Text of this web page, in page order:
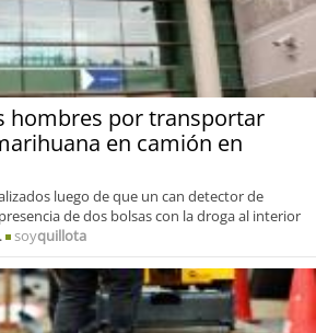
hombres por transportar
en camión en
luego de que un can detector de
de dos bolsas con la droga al interior
soyquillota